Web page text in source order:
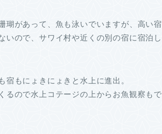
瑚があって、魚も泳いでいますが、高い
いので、サワイ村や近くの別の宿に宿泊
もにょきにょきと水上に進出。
るので水上コテージの上からお魚観察もで